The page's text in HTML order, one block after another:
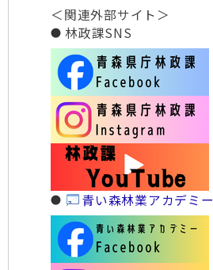
＜関連外部サイト＞
林政課SNS
青い森林業アカデミー